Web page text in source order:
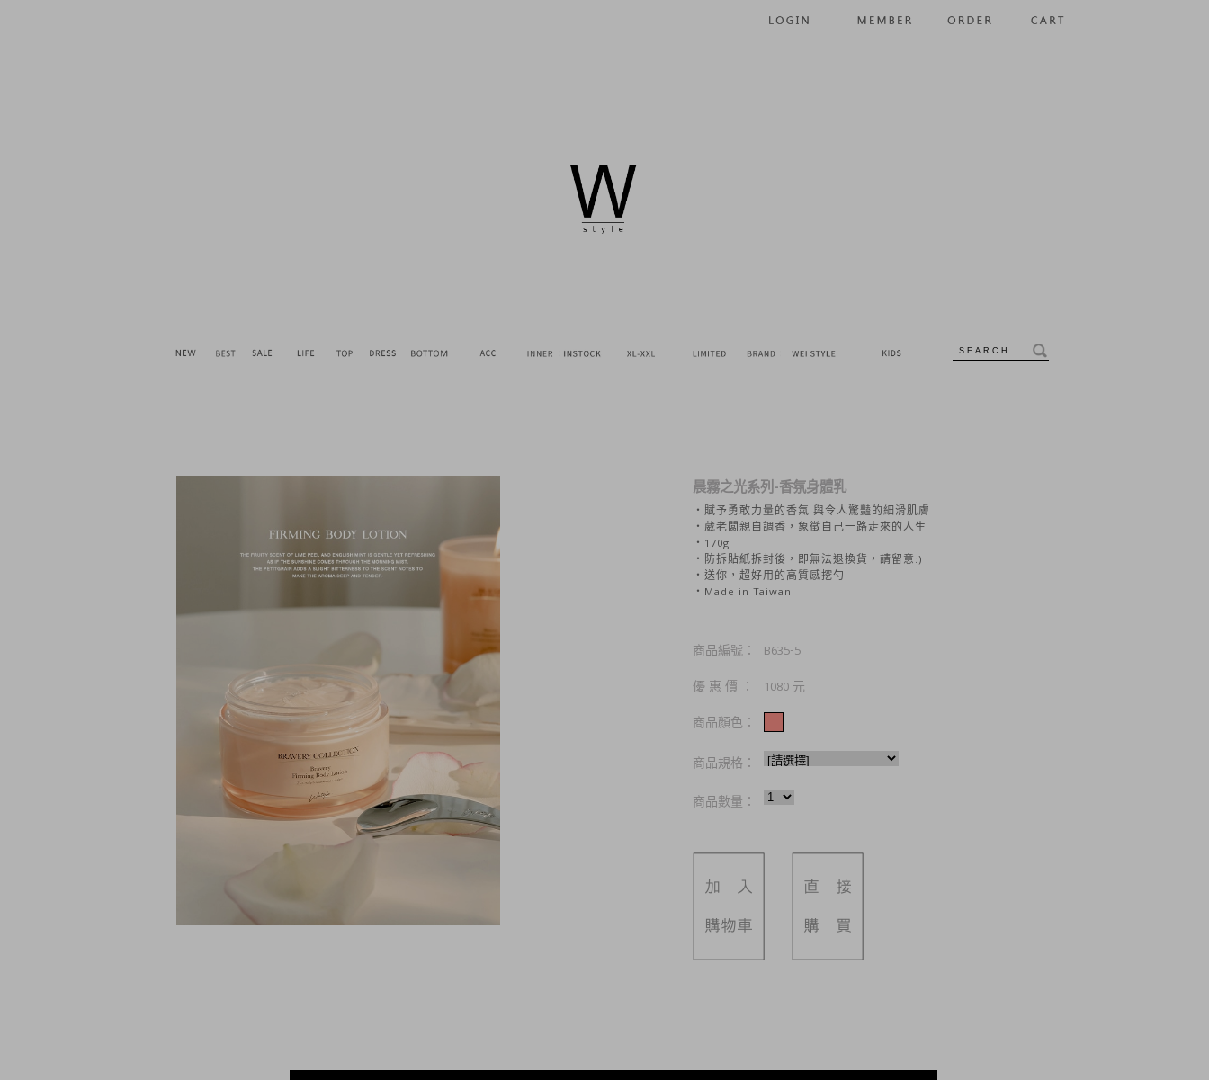
晨霧之光系列-香氛身體乳
‧賦予勇敢力量的香氣 與令人驚豔的細滑肌膚
‧葳老闆親自調香，象徵自己一路走來的人生
‧170g
‧防拆貼紙拆封後，即無法退換貨，請留意:)
‧送你，超好用的高質感挖勺
‧Made in Taiwan
商品編號：
B635-5
優惠價：
1080 元
商品顏色：
商品規格：
商品數量：